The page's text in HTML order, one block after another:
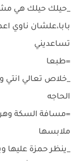
_حيلك حيلك هي مش
بابا،علشان ناوي
تساعديني
=طبعا
_خلاص تعالي انتي
الحاجه
=مسافة السكة
ملابسها
_ينظر حمزة